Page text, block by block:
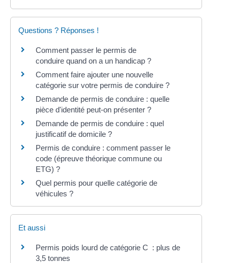
Questions ? Réponses !
Comment passer le permis de
conduire quand on a un handicap ?
Comment faire ajouter une nouvelle
catégorie sur votre permis de conduire ?
Demande de permis de conduire : quelle
pièce d'identité peut-on présenter ?
Demande de permis de conduire : quel
justificatif de domicile ?
Permis de conduire : comment passer le
code (épreuve théorique commune ou
ETG) ?
Quel permis pour quelle catégorie de
véhicules ?
Et aussi
Permis poids lourd de catégorie C : plus de
3,5 tonnes